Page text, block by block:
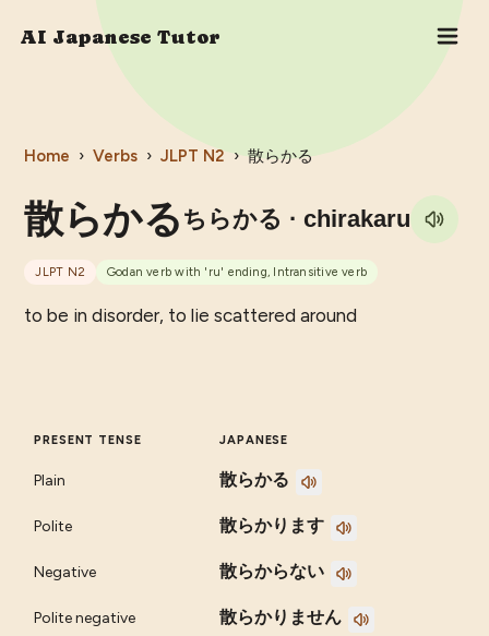
AI Japanese Tutor
Home › Verbs › JLPT N2 › 散らかる
散らかる ちらかる · chirakaru
JLPT N2 Godan verb with 'ru' ending, Intransitive verb
to be in disorder, to lie scattered around
PRESENT TENSE JAPANESE
Plain 散らかる
Polite 散らかります
Negative 散らからない
Polite negative 散らかりません